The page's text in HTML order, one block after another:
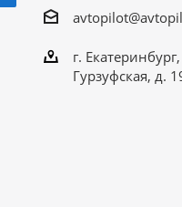
г.
Гурзуфская, д.